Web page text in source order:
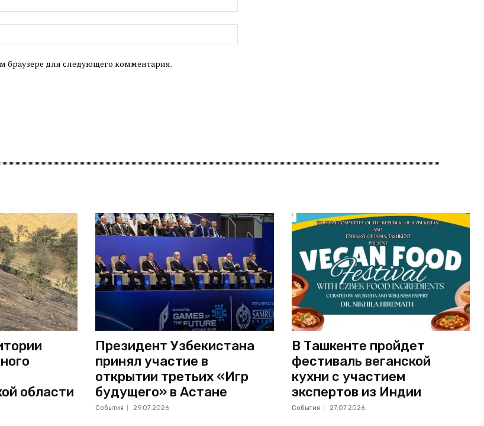
почта:*
Сайт:
браузере для следующего комментария.
области
Президент Узбекистана
принял участие в
открытии третьих «Игр
будущего» в Астане
События 29.07.2026
В Ташкенте пройдет
фестиваль веганской
кухни с участием
экспертов из Индии
События 27.07.2026